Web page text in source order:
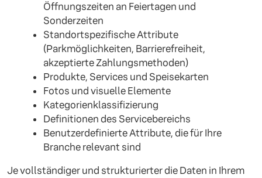
Öffnungszeiten an Feiertagen und
Sonderzeiten
Standortspezifische Attribute
(Parkmöglichkeiten, Barrierefreiheit,
akzeptierte Zahlungsmethoden)
Produkte, Services und Speisekarten
Fotos und visuelle Elemente
Kategorienklassifizierung
Definitionen des Servicebereichs
Benutzerdefinierte Attribute, die für Ihre
Branche relevant sind
Je vollständiger und strukturierter die Daten in Ihrem